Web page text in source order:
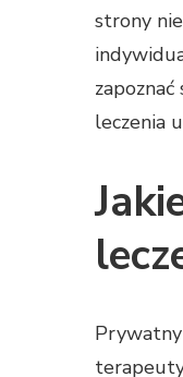
strony
leczenia